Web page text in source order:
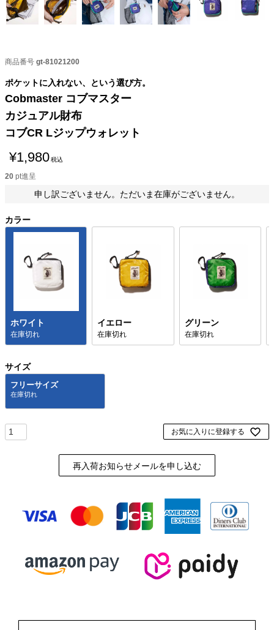
商品番号 gt-81021200
ポケットに入れない、という選び方。
Cobmaster コブマスター
カジュアル財布
コブCR Lジップウォレット
¥1,980税込
20 pt進呈
申し訳ございません。ただいま在庫がございません。
カラー
ホワイト
在庫切れ
イエロー
在庫切れ
グリーン
在庫切れ
サイズ
フリーサイズ
お気に入りに登録する
再入荷お知らせメールを申し込む